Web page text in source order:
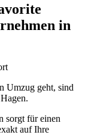
in
Umzug geht, sind
sorgt für einen
auf Ihre